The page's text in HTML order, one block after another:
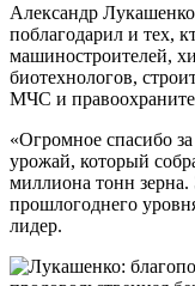
Александр
поблагодарил и тех,
машиностроителей,
биотехнологов,
МЧС и
«Огромное спасибо
урожай, который
миллиона тонн
прошлогоднего
лидер.